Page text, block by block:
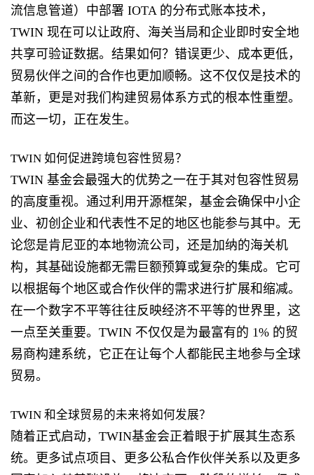
流信息管道）中部署 IOTA 的分布式账本技术，
TWIN 现在可以让政府、海关当局和企业即时安全地
共享可验证数据。结果如何？错误更少、成本更低，
贸易伙伴之间的合作也更加顺畅。这不仅仅是技术的
革新，更是对我们构建贸易体系方式的根本性重塑。
而这一切，正在发生。
TWIN 如何促进跨境包容性贸易？
TWIN 基金会最强大的优势之一在于其对包容性贸易
的高度重视。通过利用开源框架，基金会确保中小企
业、初创企业和代表性不足的地区也能参与其中。无
论您是肯尼亚的本地物流公司，还是加纳的海关机
构，其基础设施都无需巨额预算或复杂的集成。它可
以根据每个地区或合作伙伴的需求进行扩展和缩减。
在一个数字不平等往往反映经济不平等的世界里，这
一点至关重要。TWIN 不仅仅是为最富有的 1% 的贸
易商构建系统，它正在让每个人都能民主地参与全球
贸易。
TWIN 和全球贸易的未来将如何发展？
随着正式启动，TWIN基金会正着眼于扩展其生态系
统。更多试点项目、更多公私合作伙伴关系以及更多